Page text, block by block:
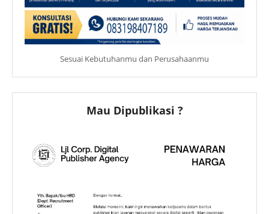
Sesuai Kebutuhanmu dan Perusahaanmu
Mau Dipublikasi ?